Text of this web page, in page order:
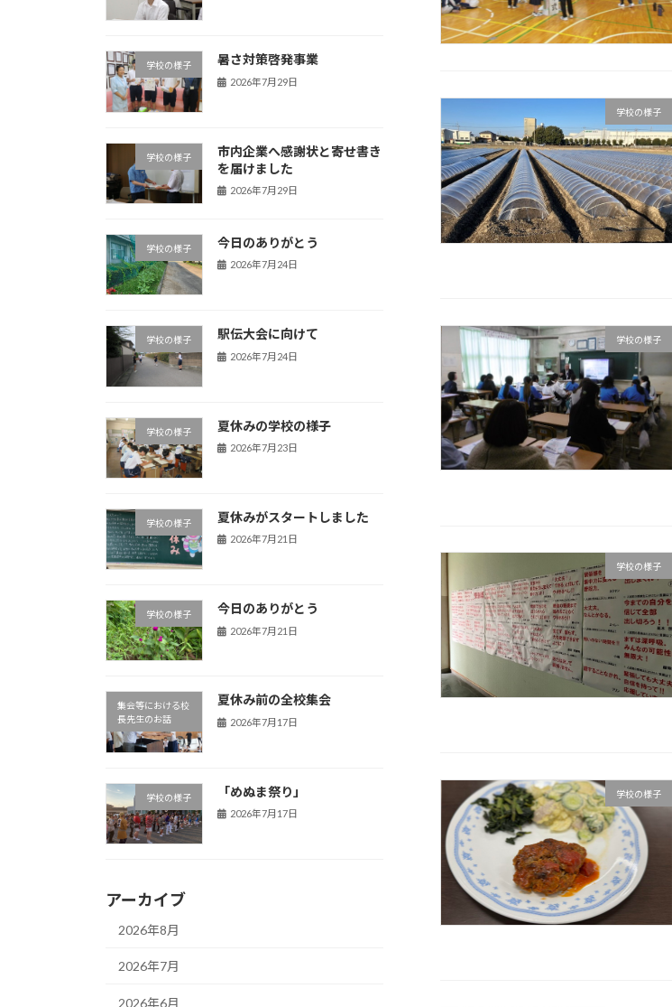
学校の様子
学校の様子
学校の様子
学校の様子
学校の様子 暑さ対策啓発事業
2026年7月29日
学校の様子
市内企業へ感謝状と寄せ書き
を届けました
2026年7月29日
学校の様子 今日のありがとう
2026年7月24日
学校の様子 駅伝大会に向けて
2026年7月24日
学校の様子 夏休みの学校の様子
2026年7月23日
学校の様子 夏休みがスタートしました
2026年7月21日
学校の様子 今日のありがとう
2026年7月21日
集会等における校
長先生のお話
夏休み前の全校集会
2026年7月17日
学校の様子 「めぬま祭り」
2026年7月17日
アーカイブ
2026年8月
2026年7月
2026年6月